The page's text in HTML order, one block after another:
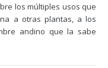
los múltiples usos que
a otras plantas, a los
andino que la sabe